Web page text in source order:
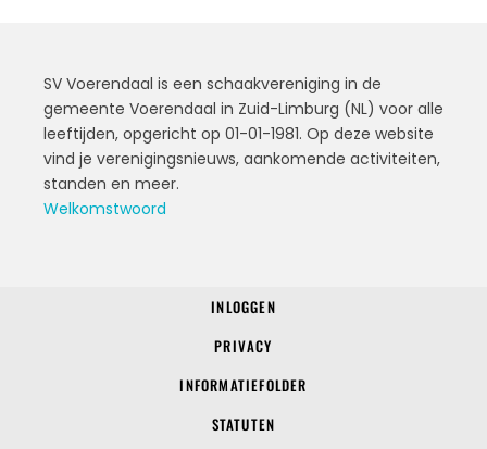
SV Voerendaal is een schaakvereniging in de
gemeente Voerendaal in Zuid-Limburg (NL) voor alle
leeftijden, opgericht op 01-01-1981. Op deze website
vind je verenigingsnieuws, aankomende activiteiten,
standen en meer.
Welkomstwoord
INLOGGEN
PRIVACY
INFORMATIEFOLDER
STATUTEN
© 2022 SV Voerendaal